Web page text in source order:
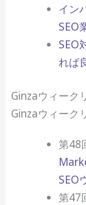
イン
SEO
SEO
れば
Ginzaウィー
Ginzaウィーク
第48
SEO
第47